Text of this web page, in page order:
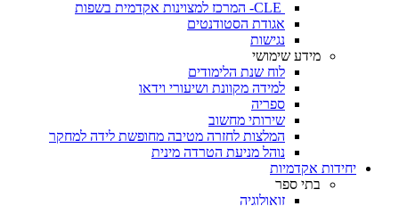
אגודת הסטודנטים
נגישות
מידע שימושי
לוח שנת הלימודים
למידה מקוונת ושיעורי וידאו
ספריה
שירותי מחשוב
המלצות לחזרה מטיבה מחופשת לידה למחקר
נוהל מניעת הטרדה מינית
יחידות אקדמיות
בתי ספר
זואולוגיה